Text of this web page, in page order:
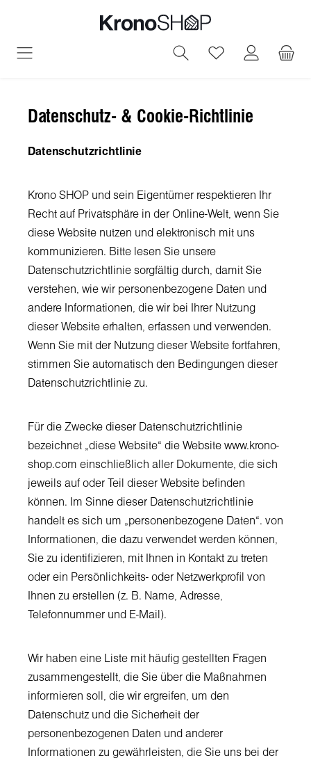
Du hast 0
Datenschutz- & Cookie-Richtlinie
Datenschutzrichtlinie
Krono SHOP und sein Eigentümer respektieren Ihr
Recht auf Privatsphäre in der Online-Welt, wenn Sie
diese Website nutzen und elektronisch mit uns
kommunizieren. Bitte lesen Sie unsere
Datenschutzrichtlinie sorgfältig durch, damit Sie
verstehen, wie wir personenbezogene Daten und
andere Informationen, die wir bei Ihrer Nutzung
dieser Website erhalten, erfassen und verwenden.
Wenn Sie mit der Nutzung dieser Website fortfahren,
stimmen Sie automatisch den Bedingungen dieser
Datenschutzrichtlinie zu.
Für die Zwecke dieser Datenschutzrichtlinie
bezeichnet „diese Website“ die Website www.krono-
shop.com einschließlich aller Dokumente, die sich
jeweils auf oder Teil dieser Website befinden
können. Im Sinne dieser Datenschutzrichtlinie
handelt es sich um „personenbezogene Daten“. von
Informationen, die dazu verwendet werden können,
Sie zu identifizieren, mit Ihnen in Kontakt zu treten
oder ein Persönlichkeits- oder Netzwerkprofil von
Ihnen zu erstellen (z. B. Name, Adresse,
Telefonnummer und E-Mail).
Wir haben eine Liste mit häufig gestellten Fragen
zusammengestellt, die Sie über die Maßnahmen
informieren soll, die wir ergreifen, um den
Datenschutz und die Sicherheit der
personenbezogenen Daten und anderer
Informationen zu gewährleisten, die Sie uns bei der